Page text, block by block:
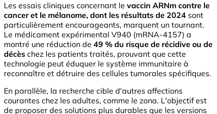
Les essais cliniques concernant le vaccin ARNm contre le
cancer et le mélanome, dont les résultats de 2024 sont
particulièrement encourageants, marquent un tournant.
Le médicament expérimental V940 (mRNA-4157) a
montré une réduction de 49 % du risque de récidive ou de
décès chez les patients traités, prouvant que cette
technologie peut éduquer le système immunitaire à
reconnaître et détruire des cellules tumorales spécifiques.
En parallèle, la recherche cible d'autres affections
courantes chez les adultes, comme le zona. L'objectif est
de proposer des solutions plus durables que les versions